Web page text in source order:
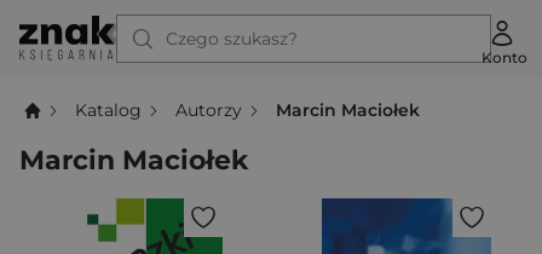
Czego szukasz?
Konto
Katalog Autorzy Marcin Maciołek
Marcin Maciołek